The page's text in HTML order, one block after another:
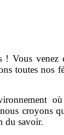
! Vous venez
toutes nos
croyons
du savoir.